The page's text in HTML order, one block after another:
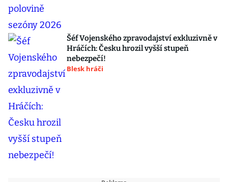
Šéf Vojenského zpravodajství exkluzivně v
Hráčích: Česku hrozil vyšší stupeň
nebezpečí!
Blesk hráči